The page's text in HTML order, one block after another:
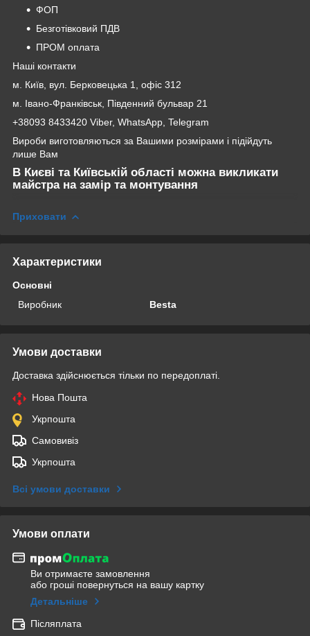
ФОП
Безготівковий ПДВ
ПРОМ оплата
Наші контакти
м. Київ, вул. Берковецька 1, офіс 312
м. Івано-Франківськ, Південний бульвар 21
+38093 8433420 Viber, WhatsApp, Telegram
Вироби виготовляються за Вашими розмірами і підійдуть
лише Вам
В Києві та Київській області можна викликати
майстра на замір та монтування
Приховати
Характеристики
Основні
Виробник
Besta
Умови доставки
Доставка здійснюється тільки по передоплаті.
Нова Пошта
Укрпошта
Самовивіз
Укрпошта
Всі умови доставки
Умови оплати
Ви отримаєте замовлення
або гроші повернуться на вашу картку
Детальніше
Післяплата